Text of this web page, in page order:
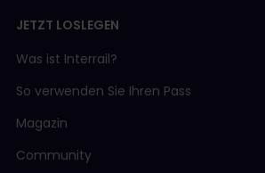
JETZT LOSLEGEN
Was ist Interrail?
So verwenden Sie Ihren Pass
Magazin
Community